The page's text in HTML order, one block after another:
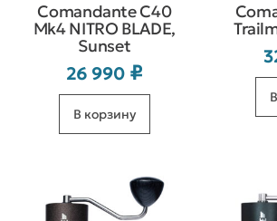
Comandante C40
Mk4 NITRO BLADE,
Sunset
26 990 ₽
В корзину